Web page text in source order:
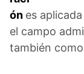
ón es
el campo
también